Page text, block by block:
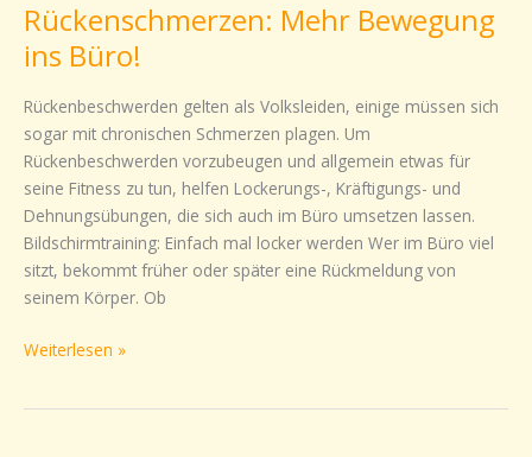
Rückenschmerzen: Mehr Bewegung
ins Büro!
Rückenbeschwerden gelten als Volksleiden, einige müssen sich
sogar mit chronischen Schmerzen plagen. Um
Rückenbeschwerden vorzubeugen und allgemein etwas für
seine Fitness zu tun, helfen Lockerungs-, Kräftigungs- und
Dehnungsübungen, die sich auch im Büro umsetzen lassen.
Bildschirmtraining: Einfach mal locker werden Wer im Büro viel
sitzt, bekommt früher oder später eine Rückmeldung von
seinem Körper. Ob
Rückenschmerzen:
Mehr
Bewegung
ins
Weiterlesen »